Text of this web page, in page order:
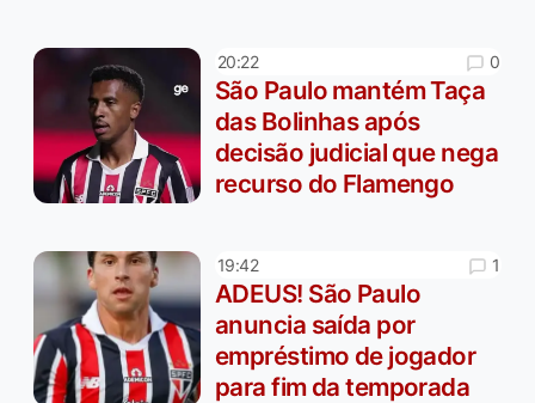
20:22 0
São Paulo mantém Taça
das Bolinhas após
decisão judicial que nega
recurso do Flamengo
19:42 1
ADEUS! São Paulo
anuncia saída por
empréstimo de jogador
para fim da temporada